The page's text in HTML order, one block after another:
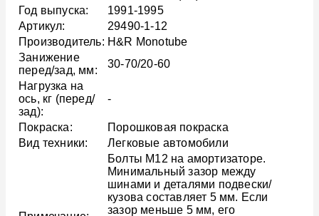
Год выпуска:
1991-1995
Артикул:
29490-1-12
Производитель: H&R Monotube
Занижение
перед/зад, мм:
30-70/20-60
Нагрузка на
ось, кг (перед/
зад):
-
Покраска:
Порошковая покраска
Вид техники:
Легковые автомобили
Болты M12 на амортизаторе.
Минимальный зазор между
шинами и деталями подвески/
кузова составляет 5 мм. Если
зазор меньше 5 мм, его